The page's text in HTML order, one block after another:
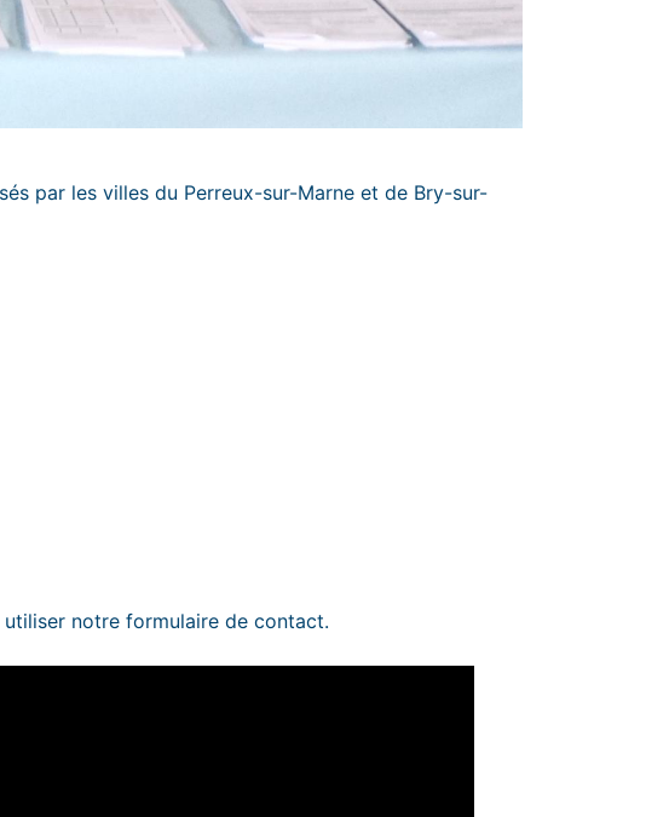
par les villes du Perreux-sur-Marne et de Bry-sur-
utiliser notre formulaire de contact.